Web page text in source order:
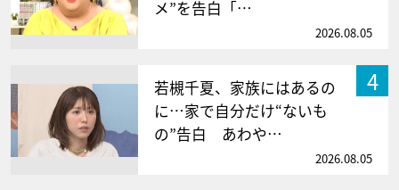
メ”を告白「…
2026.08.05
4
若槻千夏、家族にはあるの
に…家で自分だけ“ないも
の”告白 あわや…
2026.08.05